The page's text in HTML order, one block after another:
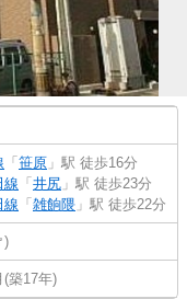
「 笹原 」駅 徒歩16分
線 「 井尻 」駅 徒歩23分
線 「 雑餉隈 」駅 徒歩22分
)
(築17年)